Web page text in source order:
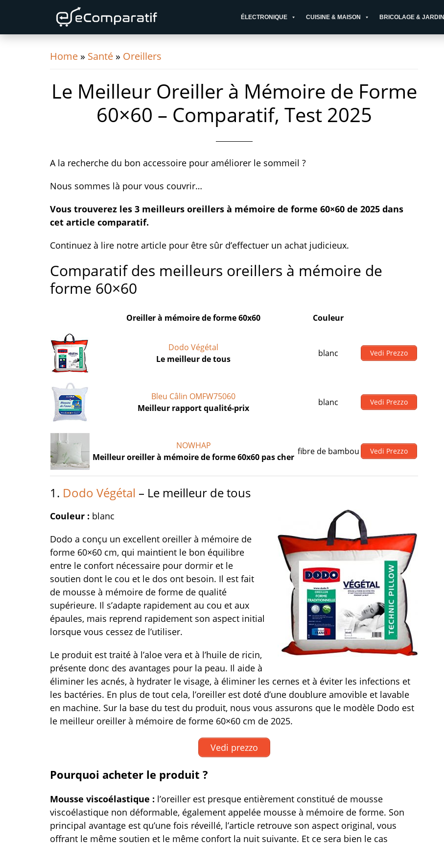
primary
navigation
content
primary
ÉLECTRONIQUE CUISINE & MAISON BRICOLAGE & JARDIN
Home » Santé » Oreillers
Le Meilleur Oreiller à Mémoire de Forme
60×60 – Comparatif, Test 2025
A la recherche du bon accessoire pour améliorer le sommeil ?
Nous sommes là pour vous couvrir…
Vous trouverez les 3 meilleurs oreillers à mémoire de forme 60×60 de 2025 dans
cet article comparatif.
Continuez à lire notre article pour être sûr d’effectuer un achat judicieux.
Comparatif des meilleurs oreillers à mémoire de
forme 60×60
Oreiller à mémoire de forme 60x60 Couleur
Dodo Végétal
Le meilleur de tous
blanc Vedi Prezzo
Bleu Câlin OMFW75060
Meilleur rapport qualité-prix
blanc Vedi Prezzo
NOWHAP
Meilleur oreiller à mémoire de forme 60x60 pas cher
fibre de bambou Vedi Prezzo
1. Dodo Végétal – Le meilleur de tous
Couleur : blanc
Dodo a conçu un excellent oreiller à mémoire de
forme 60×60 cm, qui maintient le bon équilibre
entre le confort nécessaire pour dormir et le
soutien dont le cou et le dos ont besoin. Il est fait
de mousse à mémoire de forme de qualité
supérieure. Il s’adapte rapidement au cou et aux
épaules, mais reprend rapidement son aspect initial
lorsque vous cessez de l’utiliser.
Le produit est traité à l’aloe vera et à l’huile de ricin,
présente donc des avantages pour la peau. Il aide à
éliminer les acnés, à hydrater le visage, à éliminer les cernes et à éviter les infections et
les bactéries. En plus de tout cela, l’oreiller est doté d’une doublure amovible et lavable
en machine. Sur la base du test du produit, nous vous assurons que le modèle Dodo est
le meilleur oreiller à mémoire de forme 60×60 cm de 2025.
Vedi prezzo
Pourquoi acheter le produit ?
Mousse viscoélastique : l’oreiller est presque entièrement constitué de mousse
viscoélastique non déformable, également appelée mousse à mémoire de forme. Son
principal avantage est qu’une fois réveillé, l’article retrouve son aspect original, vous
offrant le même soutien et le même confort la nuit suivante. Et ce sera bien le cas